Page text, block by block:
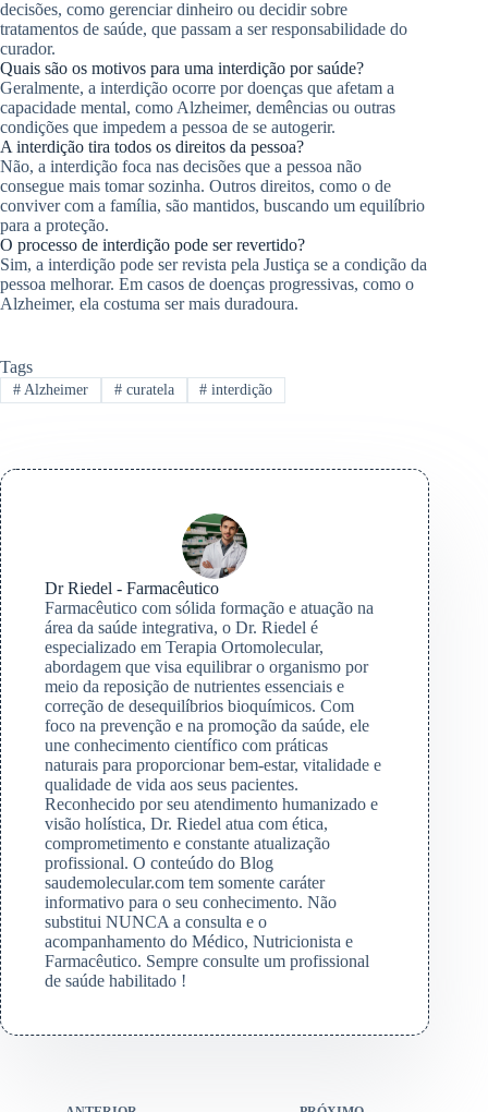
decisões, como gerenciar dinheiro ou decidir sobre
tratamentos de saúde, que passam a ser responsabilidade do
curador.
Quais são os motivos para uma interdição por saúde?
Geralmente, a interdição ocorre por doenças que afetam a
capacidade mental, como Alzheimer, demências ou outras
condições que impedem a pessoa de se autogerir.
A interdição tira todos os direitos da pessoa?
Não, a interdição foca nas decisões que a pessoa não
consegue mais tomar sozinha. Outros direitos, como o de
conviver com a família, são mantidos, buscando um equilíbrio
para a proteção.
O processo de interdição pode ser revertido?
Sim, a interdição pode ser revista pela Justiça se a condição da
pessoa melhorar. Em casos de doenças progressivas, como o
Alzheimer, ela costuma ser mais duradoura.
Tags
#Alzheimer #curatela # interdição
Dr Riedel - Farmacêutico
Farmacêutico com sólida formação e atuação na
área da saúde integrativa, o Dr. Riedel é
especializado em Terapia Ortomolecular,
abordagem que visa equilibrar o organismo por
meio da reposição de nutrientes essenciais e
correção de desequilíbrios bioquímicos. Com
foco na prevenção e na promoção da saúde, ele
une conhecimento científico com práticas
naturais para proporcionar bem-estar, vitalidade e
qualidade de vida aos seus pacientes.
Reconhecido por seu atendimento humanizado e
visão holística, Dr. Riedel atua com ética,
comprometimento e constante atualização
profissional. O conteúdo do Blog
saudemolecular.com tem somente caráter
informativo para o seu conhecimento. Não
substitui NUNCA a consulta e o
acompanhamento do Médico, Nutricionista e
Farmacêutico. Sempre consulte um profissional
de saúde habilitado !